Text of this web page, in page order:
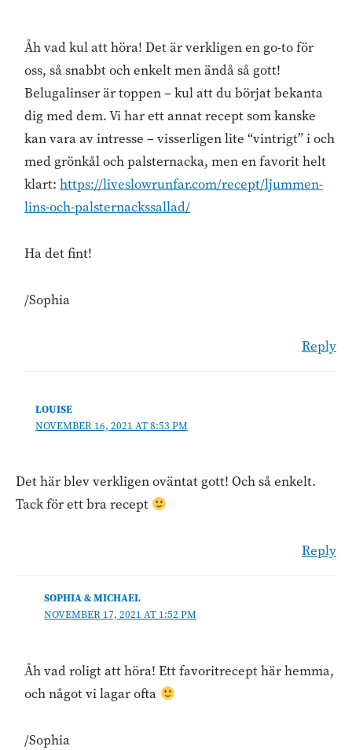
Åh vad kul att höra! Det är verkligen en go-to för
oss, så snabbt och enkelt men ändå så gott!
Belugalinser är toppen – kul att du börjat bekanta
dig med dem. Vi har ett annat recept som kanske
kan vara av intresse – visserligen lite “vintrigt” i och
med grönkål och palsternacka, men en favorit helt
klart:https://liveslowrunfar.com/recept/ljummen-
lins-och-palsternackssallad/
Ha det fint!
/Sophia
Reply
LOUISE
NOVEMBER 16, 2021 AT 8:53 PM
Det här blev verkligen oväntat gott! Och så enkelt.
Tack för ett bra recept
Reply
SOPHIA & MICHAEL
NOVEMBER 17, 2021 AT 1:52 PM
Åh vad roligt att höra! Ett favoritrecept här hemma,
och något vi lagar ofta
/Sophia